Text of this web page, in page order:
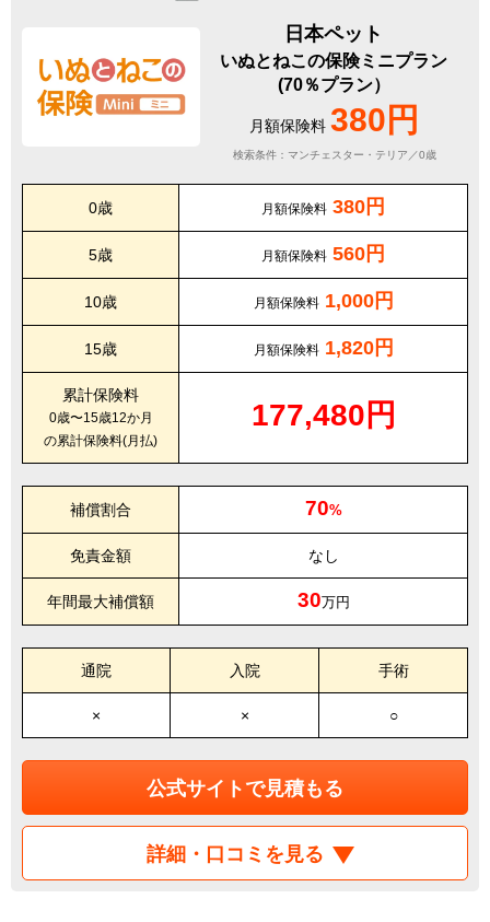
日本ペット
いぬとねこの保険ミニプラン
(70％プラン）
月額保険料 380円
検索条件：マンチェスター・テリア／0歳
0歳 月額保険料 380円
5歳 月額保険料 560円
10歳 月額保険料 1,000円
15歳 月額保険料 1,820円
累計保険料
0歳〜15歳12か月
の累計保険料(月払)
177,480円
補償割合 70%
免責金額 なし
年間最大補償額 30万円
通院 入院 手術
× × ○
公式サイトで見積もる
詳細・口コミを見る